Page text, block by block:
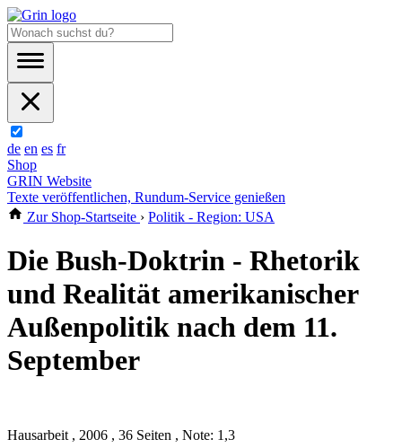
de en es fr
Shop
GRIN Website
Texte veröffentlichen, Rundum-Service genießen
Zur Shop-Startseite › Politik - Region: USA
Die Bush-Doktrin - Rhetorik
und Realität amerikanischer
Außenpolitik nach dem 11.
September
Hausarbeit , 2006 , 36 Seiten , Note: 1,3